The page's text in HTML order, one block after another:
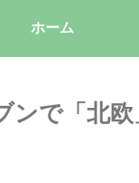
ホーム
ンで「北